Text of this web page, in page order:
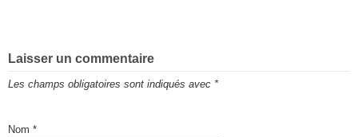
Laisser un commentaire
Les champs obligatoires sont indiqués avec *
Nom *